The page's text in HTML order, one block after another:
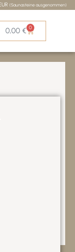
(Saunasteine ausgenommen)
0,00€ 0